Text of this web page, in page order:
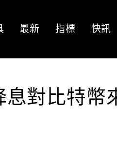
最新 指標 快訊
對比特幣